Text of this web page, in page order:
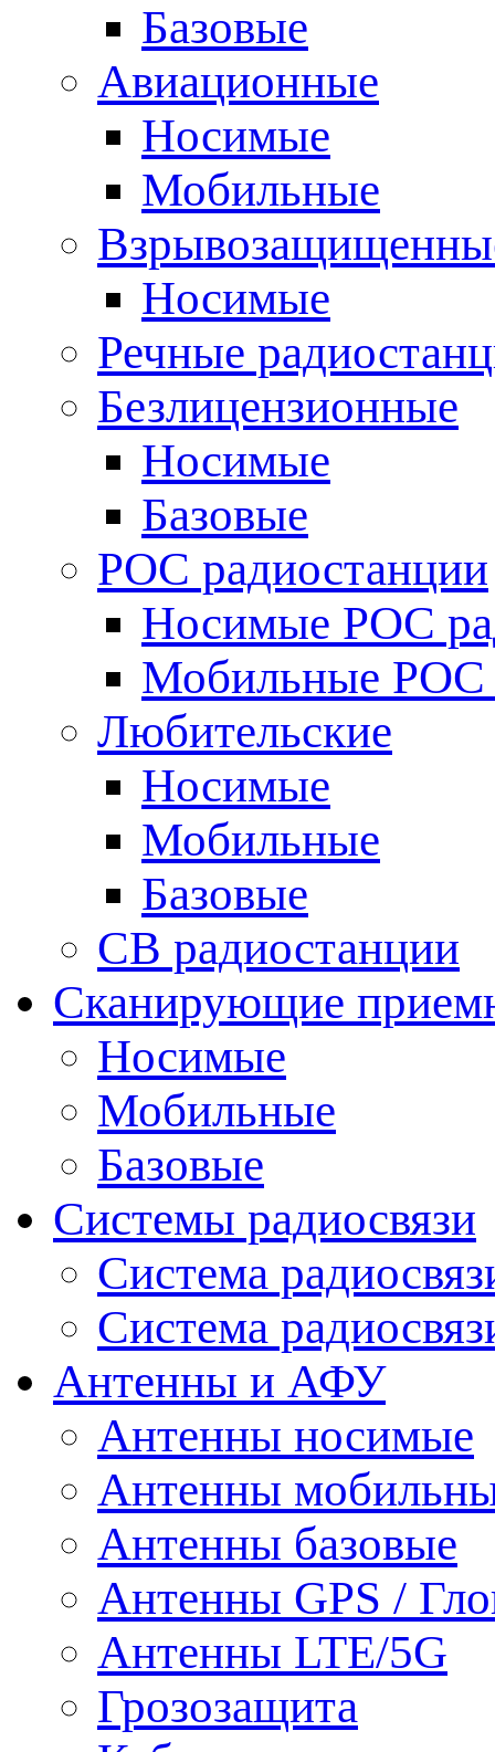
Базовые
Авиационные
Носимые
Мобильные
Носимые
Речные
Безлицензионные
Носимые
Базовые
POC радиостанции
Носимые POC
Мобильные POC
Любительские
Носимые
Мобильные
Базовые
CB радиостанции
Сканирующие
Носимые
Мобильные
Базовые
Системы радиосвязи
Система
Система
Антенны и АФУ
Антенны носимые
Антенны
Антенны базовые
Антенны GPS /
Антенны LTE/5G
Грозозащита